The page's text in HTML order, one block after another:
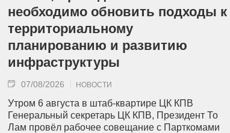
необходимо обновить подходы к
территориальному
планированию и развитию
инфраструктуры
07/08/2026 НОВОСТИ
Утром 6 августа в штаб-квартире ЦК КПВ
Генеральный секретарь ЦК КПВ, Президент То
Лам провёл рабочее совещание с Парткомами